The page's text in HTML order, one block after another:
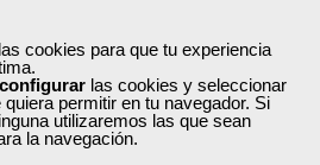
las cookies para que tu experiencia
configurar las cookies y seleccionar
permitir en tu navegador. Si
utilizaremos las que sean
la navegación.